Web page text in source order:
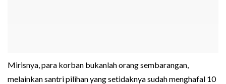
Mirisnya, para korban bukanlah orang sembarangan,
melainkan santri pilihan yang setidaknya sudah menghafal 10